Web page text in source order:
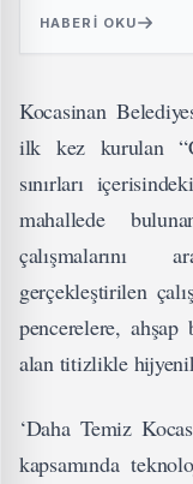
HABERI OKU
Kocasinan
ilk kez kurulan
sınırları
mahallede
çalışmalarını
gerçekleştirilen
pencerelere,
alan titizlikle
‘Daha Temiz
kapsamında